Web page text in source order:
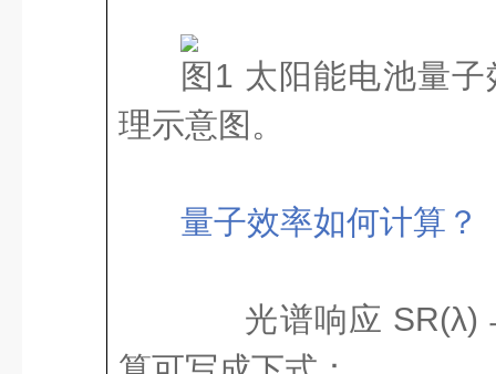
图1 太阳能电池量
理示意图。
量子效率如何计算？
光谱响应 SR(λ)